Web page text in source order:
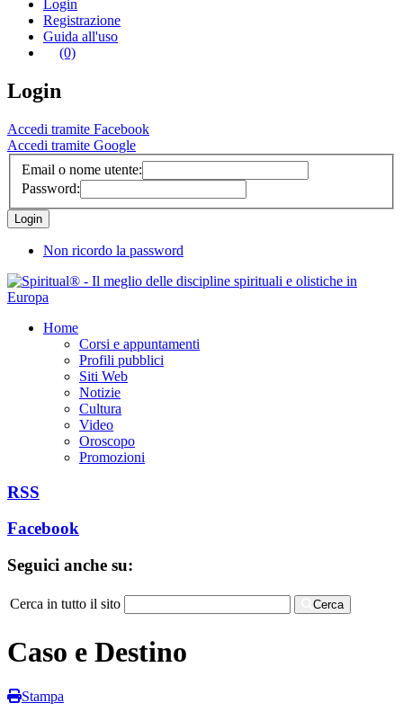
Login
Registrazione
Guida all'uso
(0)
Login
Accedi tramite Facebook
Accedi tramite Google
Email o nome utente:
Password:
Non ricordo la password
Home
Corsi e appuntamenti
Profili pubblici
Siti Web
Notizie
Cultura
Video
Oroscopo
Promozioni
RSS
Facebook
Seguici anche su:
Cerca in tutto il sito Cerca
Caso e Destino
Stampa